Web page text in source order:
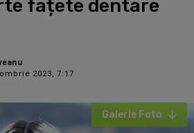
fațete dentare
2023, 7:17
Galerie Foto